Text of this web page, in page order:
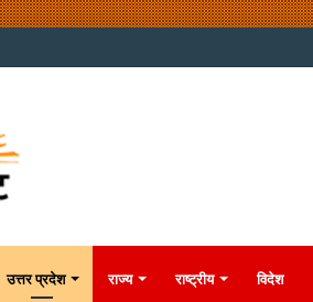
उत्तर प्रदेश राज्य राष्ट्रीय विदेश